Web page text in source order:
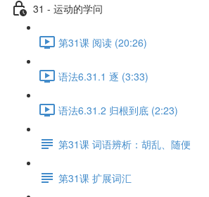
31 - 运动的学问
第31课 阅读 (20:26)
语法6.31.1 逐 (3:33)
语法6.31.2 归根到底 (2:23)
第31课 词语辨析：胡乱、随便
第31课 扩展词汇